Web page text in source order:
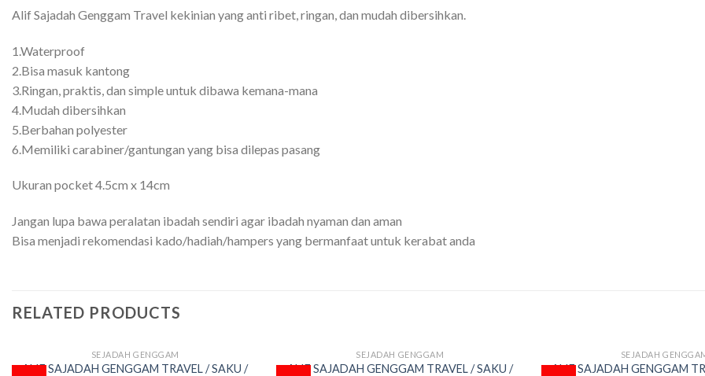
Alif Sajadah Genggam Travel kekinian yang anti ribet, ringan, dan mudah dibersihkan.
1.Waterproof
2.Bisa masuk kantong
3.Ringan, praktis, dan simple untuk dibawa kemana-mana
4.Mudah dibersihkan
5.Berbahan polyester
6.Memiliki carabiner/gantungan yang bisa dilepas pasang
Ukuran pocket 4.5cm x 14cm
Jangan lupa bawa peralatan ibadah sendiri agar ibadah nyaman dan aman
Bisa menjadi rekomendasi kado/hadiah/hampers yang bermanfaat untuk kerabat anda
RELATED PRODUCTS
OUT OF STOCK
SEJADAH GENGGAM
ALIF SAJADAH GENGGAM TRAVEL / SAKU /
OUT OF STOCK
SEJADAH GENGGAM
ALIF SAJADAH GENGGAM TRAVEL / SAKU /
OUT OF
SEJADAH
ALIF SAJADAH GENGGAM